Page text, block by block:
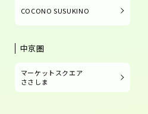
COCONO SUSUKINO
中京圏
マーケットスクエア
ささしま